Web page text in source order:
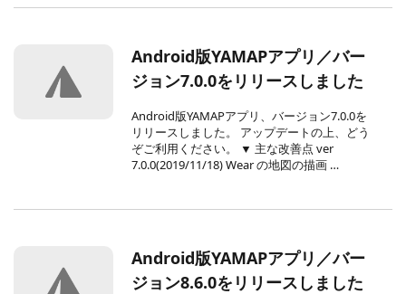
Android版YAMAPアプリ／バー
ジョン7.0.0をリリースしました
Android版YAMAPアプリ、バージョン7.0.0を
リリースしました。 アップデートの上、どう
ぞご利用ください。 ▼ 主な改善点 ver
7.0.0(2019/11/18) Wear の地図の描画 …
Android版YAMAPアプリ／バー
ジョン8.6.0をリリースしました